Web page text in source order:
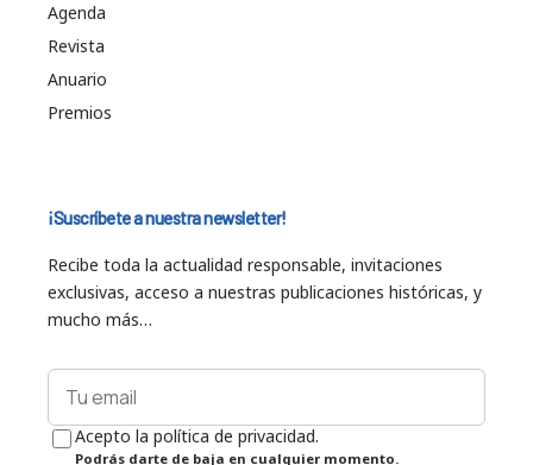
Agenda
Revista
Anuario
Premios
¡Suscríbete a nuestra newsletter!
Recibe toda la actualidad responsable, invitaciones
exclusivas, acceso a nuestras publicaciones históricas, y
mucho más…
Acepto la política de privacidad.
Podrás darte de baja en cualquier momento.